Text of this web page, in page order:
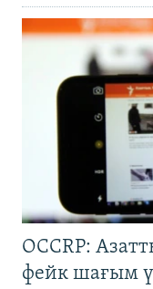
OCCRP:
фейк шағым